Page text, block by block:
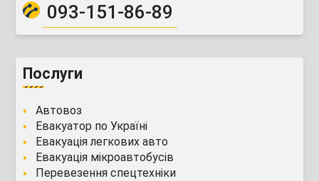
093-151-86-89
Послуги
Автовоз
Евакуатор по Україні
Евакуація легкових авто
Евакуація мікроавтобусів
Перевезення спецтехніки